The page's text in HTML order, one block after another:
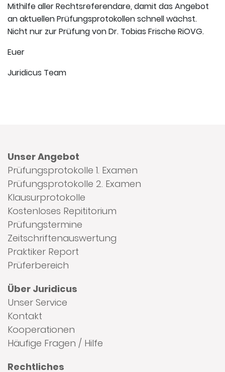
Mithilfe aller Rechtsreferendare, damit das Angebot
an aktuellen Prüfungsprotokollen schnell wächst.
Nicht nur zur Prüfung von Dr. Tobias Frische RiOVG.
Euer
Juridicus Team
Unser Angebot
Prüfungsprotokolle 1. Examen
Prüfungsprotokolle 2. Examen
Klausurprotokolle
Kostenloses Repititorium
Prüfungstermine
Zeitschriftenauswertung
Praktiker Report
Prüferbereich
Über Juridicus
Unser Service
Kontakt
Kooperationen
Häufige Fragen / Hilfe
Rechtliches